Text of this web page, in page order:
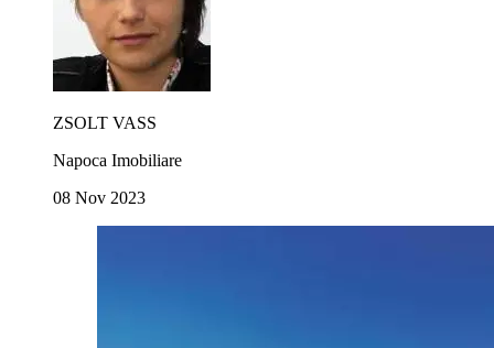
ZSOLT VASS
Napoca Imobiliare
08 Nov 2023